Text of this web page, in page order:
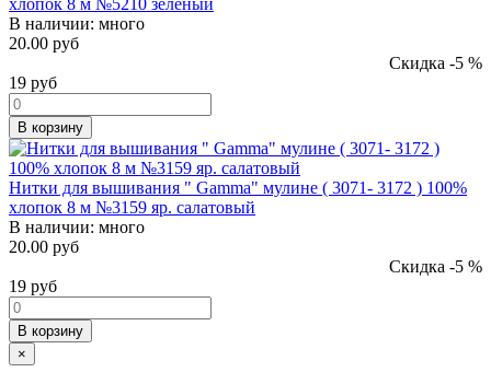
В наличии: много
20.00 руб
Скидка -5 %
19 руб
В корзину
Нитки для вышивания " Gamma" мулине ( 3071- 3172 ) 100%
хлопок 8 м №3159 яр. салатовый
В наличии: много
20.00 руб
Скидка -5 %
19 руб
В корзину
×